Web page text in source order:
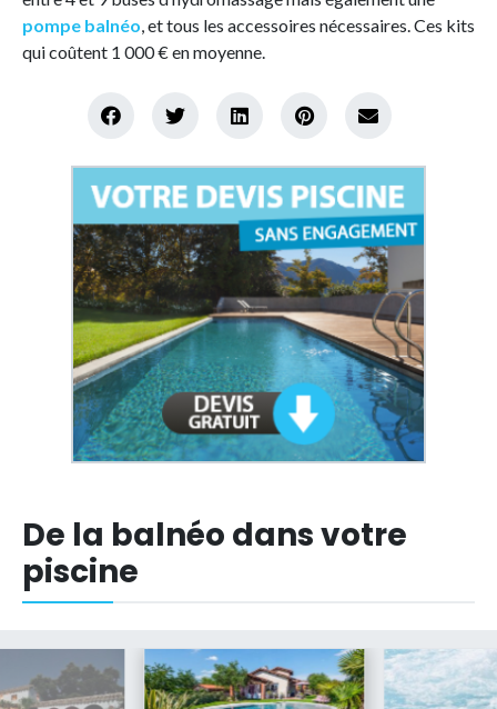
pompe balnéo, et tous les accessoires nécessaires. Ces kits
qui coûtent 1 000 € en moyenne.
De la balnéo dans votre
piscine